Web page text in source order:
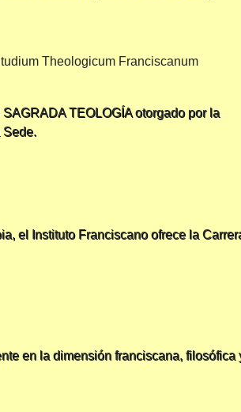
TEOLOGÍA otorgado por la
Sede.
el Instituto Franciscano ofrece la
en la dimensión franciscana, filosófica